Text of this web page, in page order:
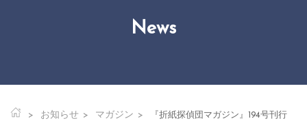
News
お知らせ マガジン 『折紙探偵団マガジン』194号刊行